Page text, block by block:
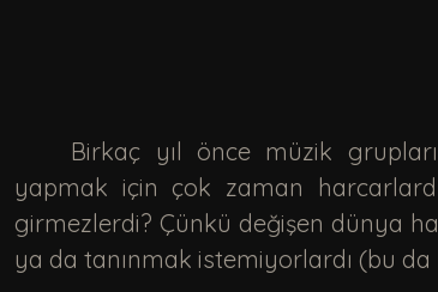
yapmak için çok zaman
girmezlerdi? Çünkü değişen dünya
ya da tanınmak istemiyorlardı (bu da